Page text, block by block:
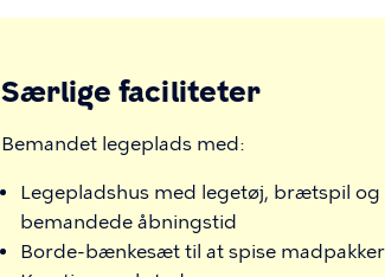
Særlige faciliteter
Bemandet legeplads med:
Legepladshus med legetøj, brætspil
bemandede åbningstid
Borde-bænkesæt til at spise